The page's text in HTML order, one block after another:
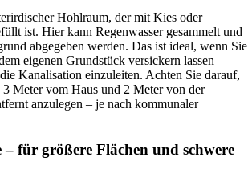
Hohlraum, der mit Kies oder
ist. Hier kann Regenwasser gesammelt und
abgegeben werden. Das ist ideal, wenn Sie
eigenen Grundstück versickern lassen
Kanalisation einzuleiten. Achten Sie darauf,
Meter vom Haus und 2 Meter von der
anzulegen – je nach kommunaler
für größere Flächen und schwere